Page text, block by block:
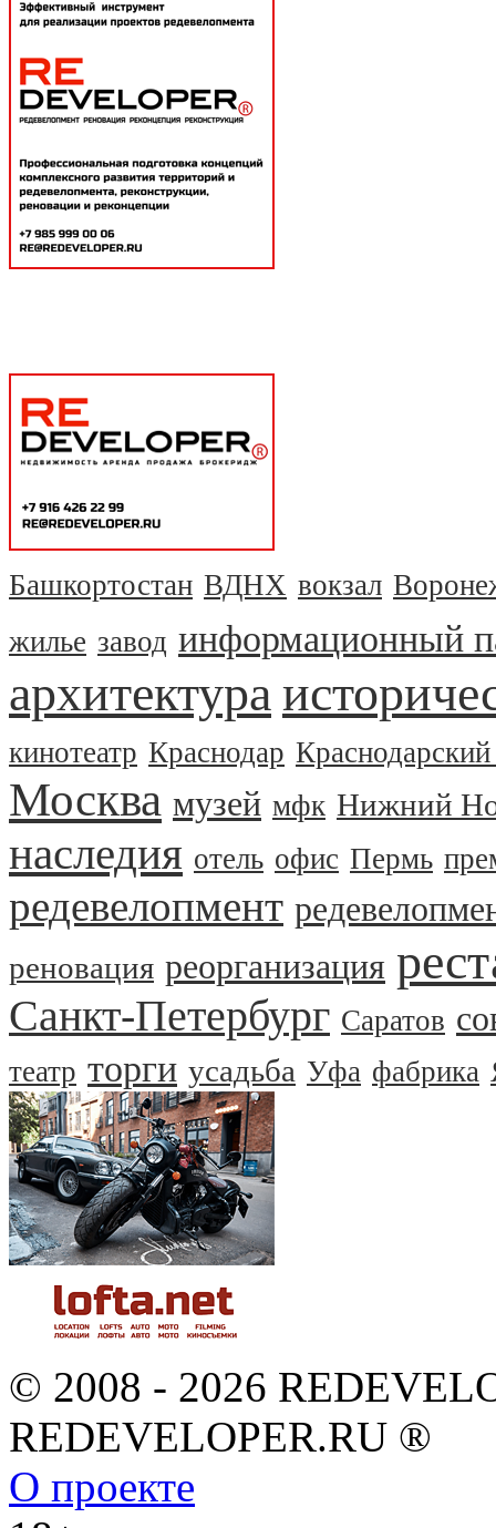
Башкортостан ВДНХ вокзал
жилье завод информационный
архитектура
кинотеатр Краснодар
Москва музей мфк Нижний
наследия отель офис Пермь
редевелопмент
реновация реорганизация
Санкт-Петербург Саратов
театр торги усадьба Уфа фабрика
© 2008 - 2026
REDEVELOPER.RU ®
О проекте